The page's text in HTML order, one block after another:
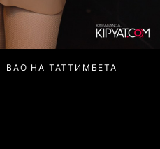
BAO НА ТАТТИМБЕТА